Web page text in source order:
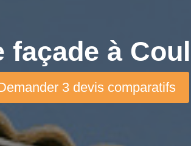
à
3 devis comparatifs